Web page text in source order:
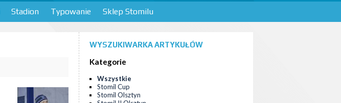
Stadion Typowanie Sklep Stomilu
WYSZUKIWARKA ARTYKUŁÓW
Kategorie
Wszystkie
Stomil Cup
Stomil Olsztyn